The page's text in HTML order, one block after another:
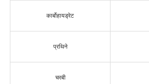
कार्बोहायड्रेट
प्रथिने
चरबी